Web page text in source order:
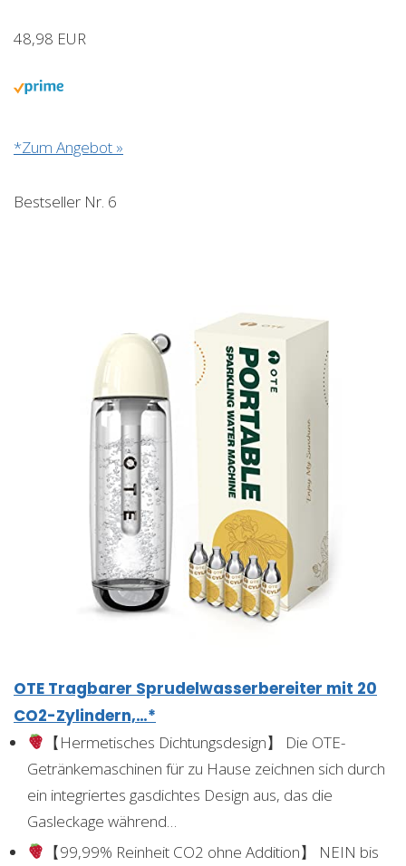
48,98 EUR
*Zum Angebot »
Bestseller Nr. 6
OTE Tragbarer Sprudelwasserbereiter mit 20
CO2-Zylindern,…*
【Hermetisches Dichtungsdesign】 Die OTE-
Getränkemaschinen für zu Hause zeichnen sich durch
ein integriertes gasdichtes Design aus, das die
Gasleckage während…
【99,99% Reinheit CO2 ohne Addition】 NEIN bis